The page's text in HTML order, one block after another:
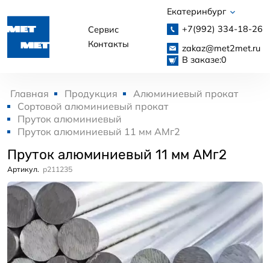
Сервис
Контакты
Екатеринбург
+7(992) 334-18-26
zakaz@met2met.ru
В заказе:0
Главная Продукция
Алюминиевый прокат
Сортовой алюминиевый прокат
Пруток алюминиевый
Пруток алюминиевый 11 мм АМг2
Пруток алюминиевый 11 мм АМг2
Артикул. p211235